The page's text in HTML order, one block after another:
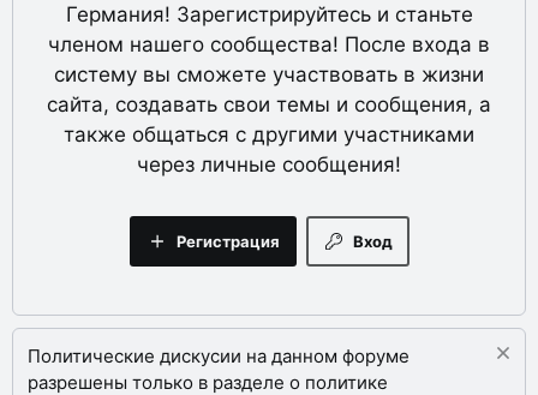
Германия! Зарегистрируйтесь и станьте
членом нашего сообщества! После входа в
систему вы сможете участвовать в жизни
сайта, создавать свои темы и сообщения, а
также общаться с другими участниками
через личные сообщения!
Вход
Регистрация
Политические дискусии на данном форуме
разрешены только в разделе о политике